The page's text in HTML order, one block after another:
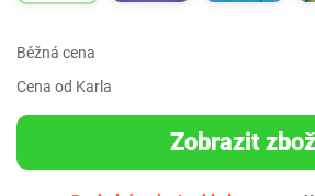
Běžná cena
Cena od Karla
Zobrazit